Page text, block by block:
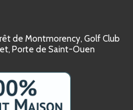
de Montmorency, Golf Club
Porte de Saint-Ouen